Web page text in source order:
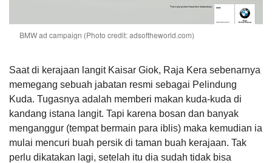
BMW ad campaign (Photo credit: adsoftheworld.com)
Saat di kerajaan langit Kaisar Giok, Raja Kera sebenarnya
memegang sebuah jabatan resmi sebagai Pelindung
Kuda. Tugasnya adalah memberi makan kuda-kuda di
kandang istana langit. Tapi karena bosan dan banyak
menganggur (tempat bermain para iblis) maka kemudian ia
mulai mencuri buah persik di taman buah kerajaan. Tak
perlu dikatakan lagi, setelah itu dia sudah tidak bisa